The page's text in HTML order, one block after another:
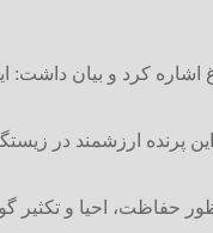
اين پرنده به ندرت پرواز کرده و بيشتر ترجيح مي‌دهد که راه
حفاظت، احيا و